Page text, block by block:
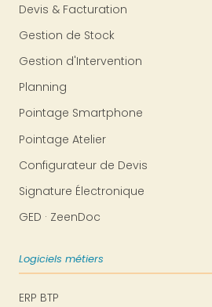
Devis & Facturation
Gestion de Stock
Gestion d'Intervention
Planning
Pointage Smartphone
Pointage Atelier
Configurateur de Devis
Signature Électronique
GED · ZeenDoc
Logiciels métiers
ERP BTP